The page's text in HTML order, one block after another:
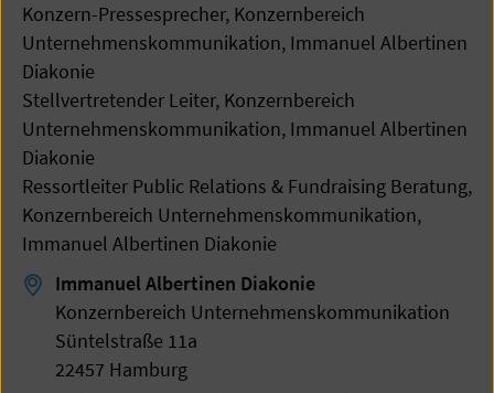
Konzern-Pressesprecher, Konzernbereich
Unternehmenskommunikation, Immanuel Albertinen
Diakonie
Stellvertretender Leiter, Konzernbereich
Unternehmenskommunikation, Immanuel Albertinen
Diakonie
Ressortleiter Public Relations & Fundraising Beratung,
Konzernbereich Unternehmenskommunikation,
Immanuel Albertinen Diakonie
Immanuel Albertinen Diakonie
Konzernbereich Unternehmenskommunikation
Süntelstraße 11a
22457 Hamburg